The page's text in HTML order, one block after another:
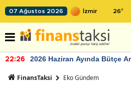
07 Ağustos 2026 26°
22:26 2026 Haziran Ayında Bütçe
FinansTaksi Eko Gündem